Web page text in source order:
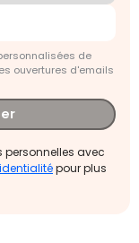
de
ouvertures d'emails
avec
pour plus